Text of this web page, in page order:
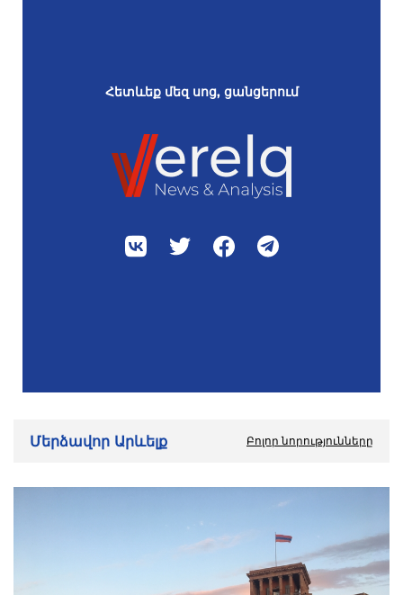
Հետևեք մեզ սոց, ցանցերում
Մերձավոր Արևելք Բոլոր նորությունները